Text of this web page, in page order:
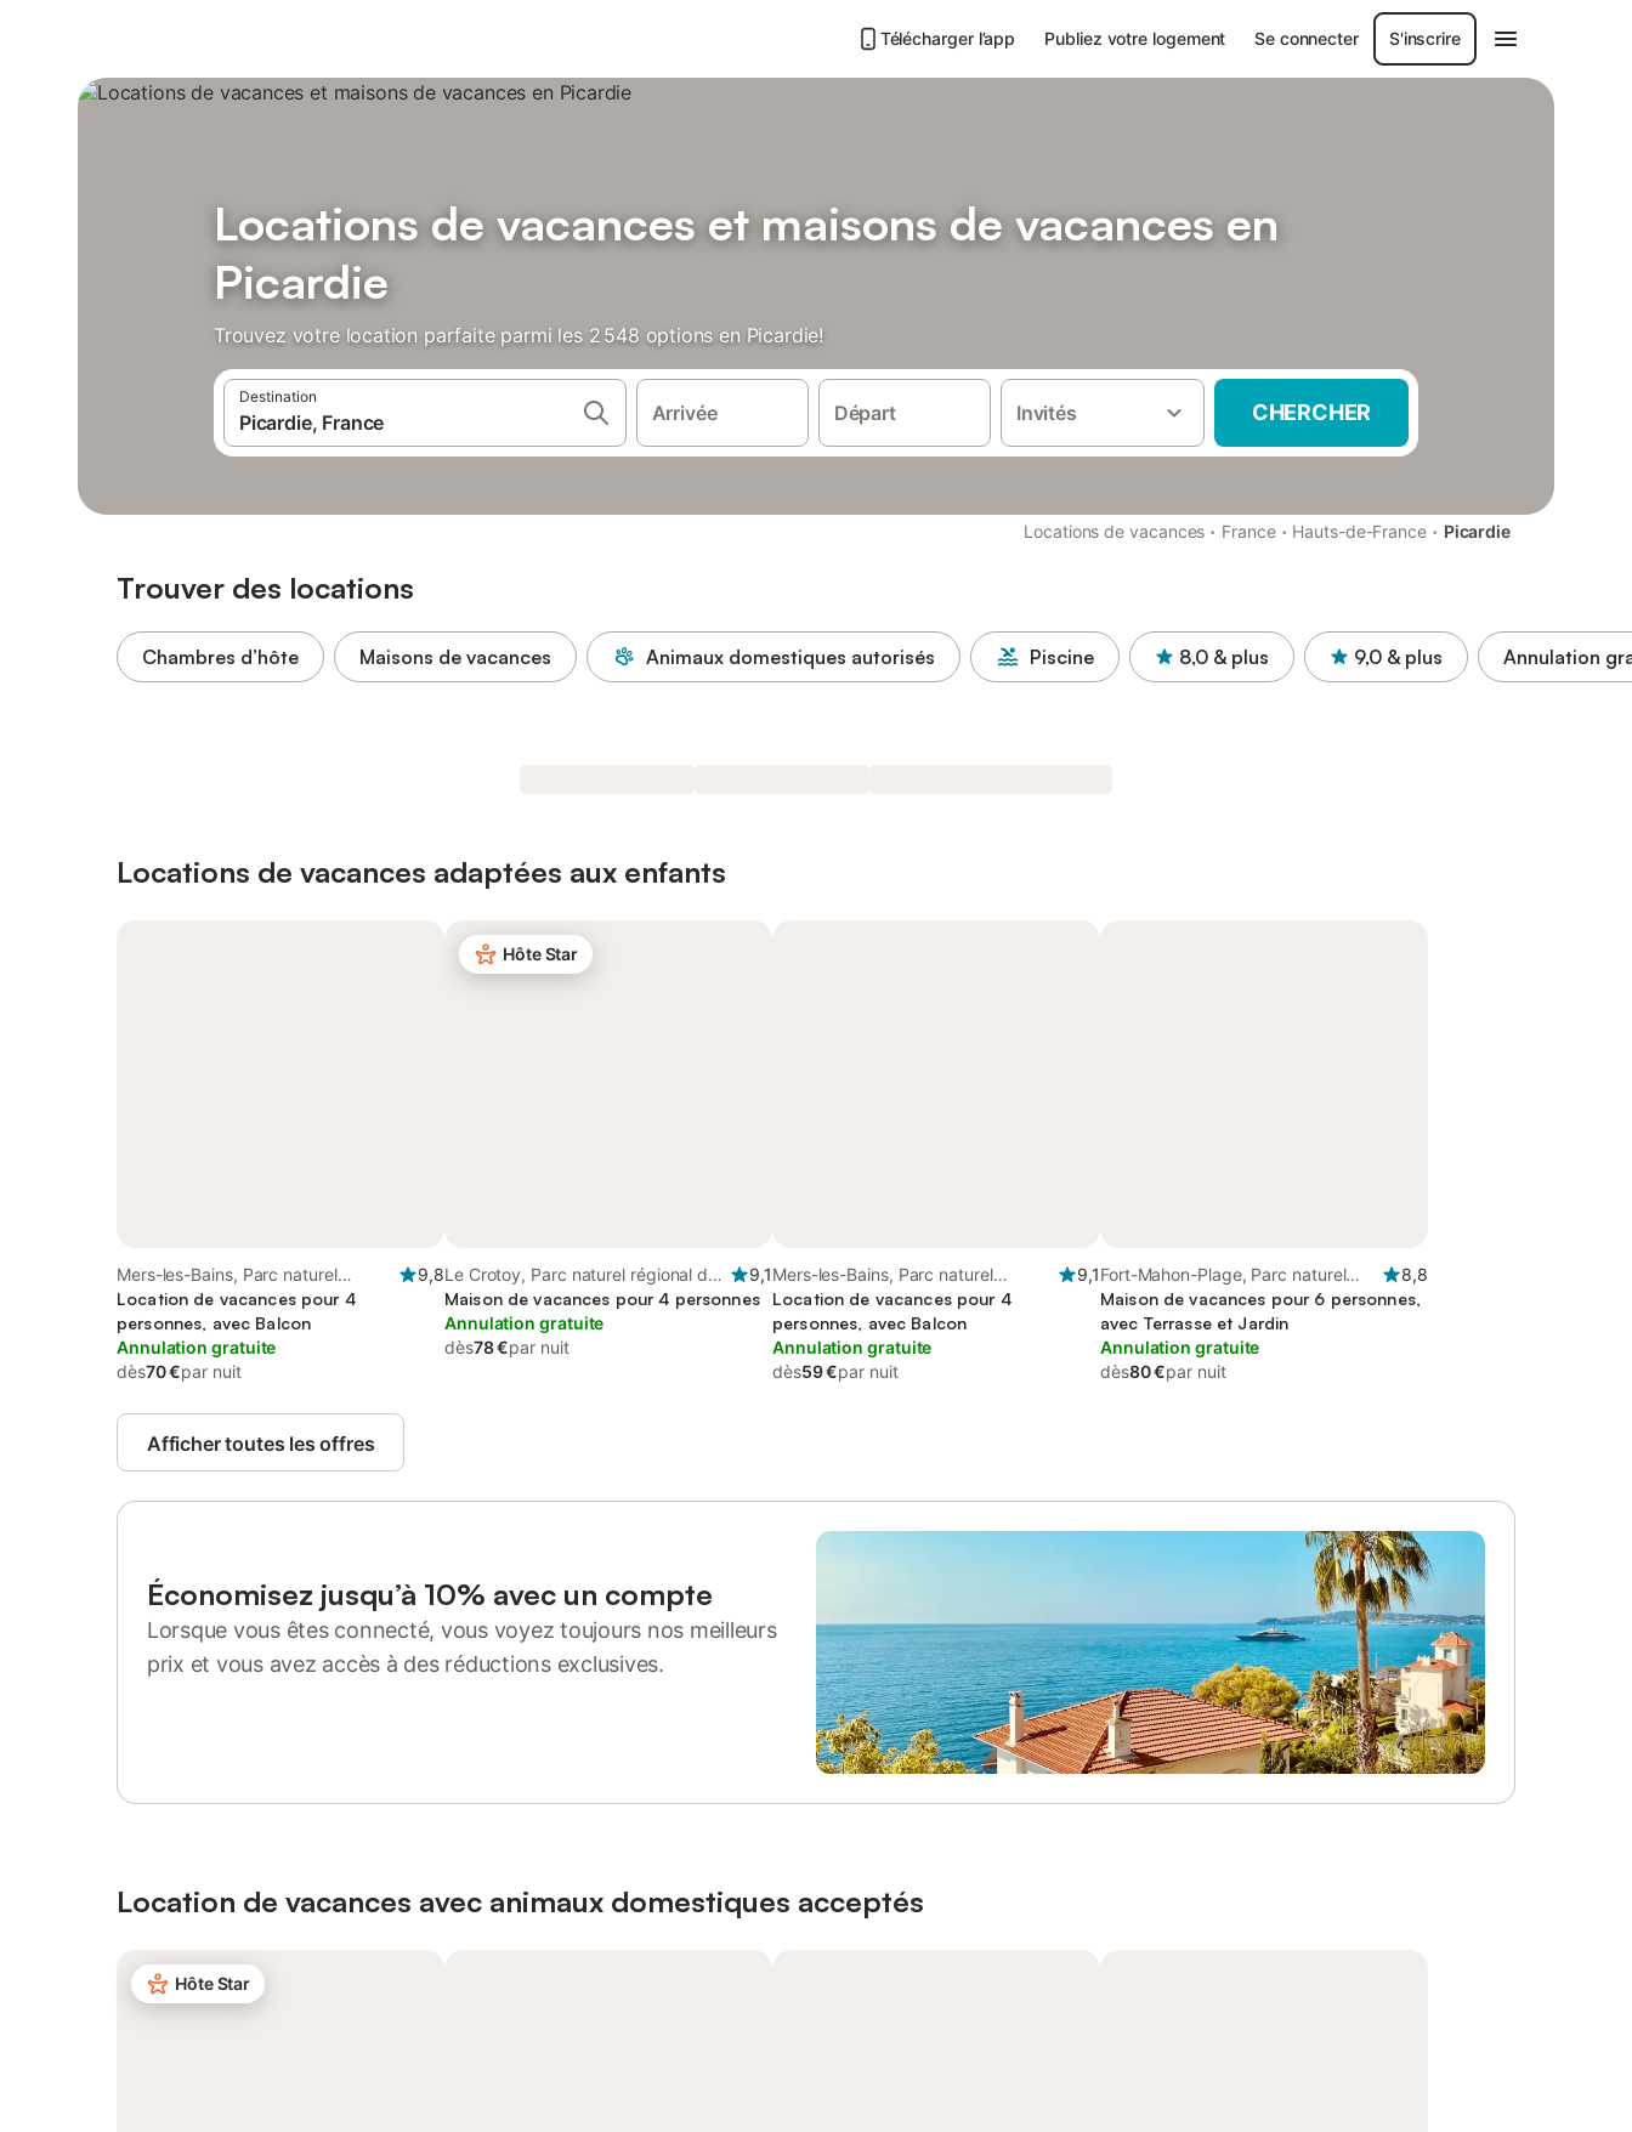
Télécharger l’app Publiez votre logement Se connecter S'inscrire
Locations de vacances et maisons de vacances en
Picardie
Trouvez votre location parfaite parmi les 2 548 options en Picardie!
Destination
Arrivée Départ Invités CHERCHER
Locations de vacances · France · Hauts-de-France · Picardie
Trouver des locations
Chambres d’hôte Maisons de vacances Animaux domestiques autorisés Piscine 8,0 & plus 9,0 & plus Annulation
Locations de vacances adaptées aux enfants
Mers-les-Bains, Parc naturel
régional de la Baie de Somme
Picardie Maritime
9,8
Location de vacances pour 4
personnes, avec Balcon
Annulation gratuite
dès70 €par nuit
Hôte Star
Le Crotoy, Parc naturel régional de
la Baie de Somme Picardie Maritime
9,1
Maison de vacances pour 4 personnes
Annulation gratuite
dès78 €par nuit
Mers-les-Bains, Parc naturel
régional de la Baie de Somme
Picardie Maritime
9,1
Location de vacances pour 4
personnes, avec Balcon
Annulation gratuite
dès59 €par nuit
Fort-Mahon-Plage, Parc naturel
régional de la Baie de Somme
Picardie Maritime
8,8
Maison de vacances pour 6 personnes,
avec Terrasse et Jardin
Annulation gratuite
dès80 €par nuit
Afficher toutes les offres
Économisez jusqu’à 10% avec un compte
Lorsque vous êtes connecté, vous voyez toujours nos meilleurs
prix et vous avez accès à des réductions exclusives.
Location de vacances avec animaux domestiques acceptés
Hôte Star